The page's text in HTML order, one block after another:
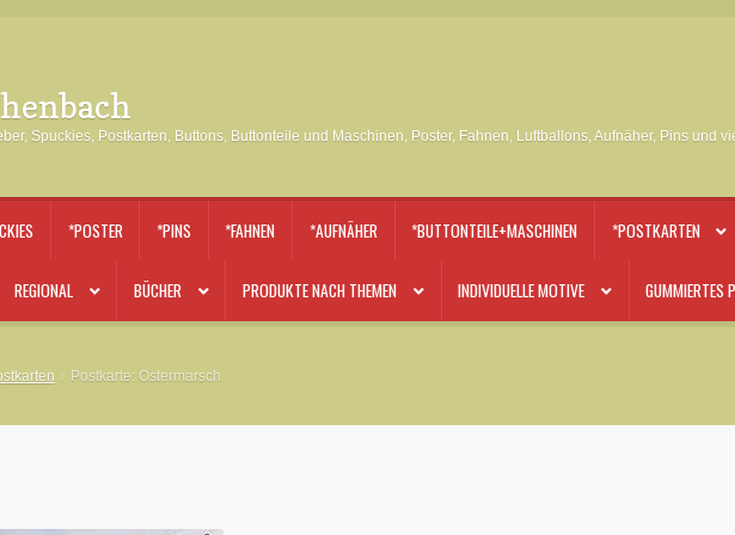
Spuckies, Postkarten, Buttons, Buttonteile und Maschinen, Poster, Fahnen, Luftballons, Aufnäher, Pins und
*POSTER *PINS *FAHNEN *AUFNÄHER *BUTTONTEILE+MASCHINEN *POSTKARTEN
REGIONAL BÜCHER PRODUKTE NACH THEMEN INDIVIDUELLE MOTIVE GUMMIERTES
Postkarte: Ostermarsch